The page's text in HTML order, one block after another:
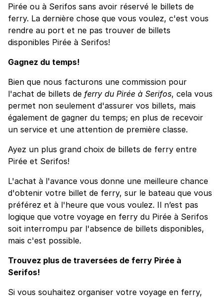
Pirée ou à Serifos sans avoir réservé le billets de
ferry. La dernière chose que vous voulez, c'est vous
rendre au port et ne pas trouver de billets
disponibles Pirée à Serifos!
Gagnez du temps!
Bien que nous facturons une commission pour
l'achat de billets de ferry du Pirée à Serifos, cela vous
permet non seulement d'assurer vos billets, mais
également de gagner du temps; en plus de recevoir
un service et une attention de première classe.
Ayez un plus grand choix de billets de ferry entre
Pirée et Serifos!
L'achat à l'avance vous donne une meilleure chance
d'obtenir votre billet de ferry, sur le bateau que vous
préférez et à l'heure que vous voulez. Il n’est pas
logique que votre voyage en ferry du Pirée à Serifos
soit interrompu par l'absence de billets disponibles,
mais c'est possible.
Trouvez plus de traversées de ferry Pirée à
Serifos!
Si vous souhaitez organiser votre voyage en ferry,